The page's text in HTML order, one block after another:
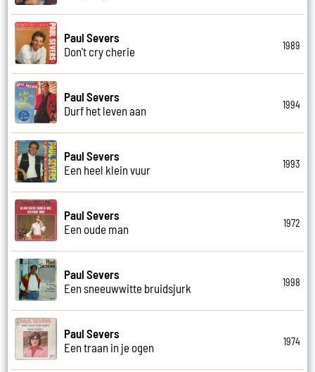
Paul Severs
Don't cry cherie
1989
Paul Severs
Durf het leven aan
1994
Paul Severs
Een heel klein vuur
1993
Paul Severs
Een oude man
1972
Paul Severs
Een sneeuwwitte bruidsjurk
1998
Paul Severs
Een traan in je ogen
1974